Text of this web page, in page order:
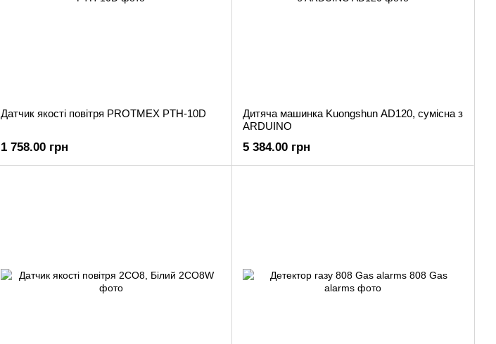
Датчик якості повітря PROTMEX PTH-10D
1 758.00 грн
Дитяча машинка Kuongshun AD120, сумісна з
ARDUINO
5 384.00 грн